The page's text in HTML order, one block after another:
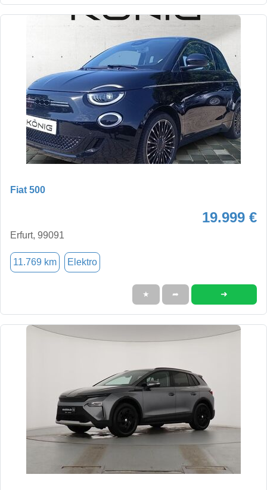
Fiat 500
19.999 €
Erfurt, 99091
11.769 km Elektro
★ ➦ ➜